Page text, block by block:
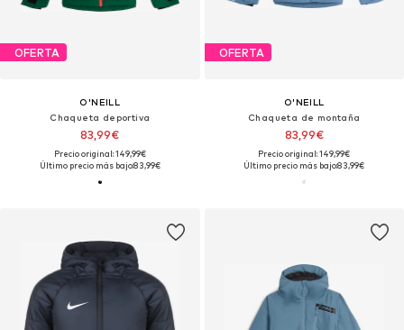
OFERTA
O'NEILL
Chaqueta deportiva
83,99€
Precio original: 149,99€
Último precio más bajo:83,99€
OFERTA
O'NEILL
Chaqueta de montaña
83,99€
Precio original: 149,99€
Último precio más bajo:83,99€